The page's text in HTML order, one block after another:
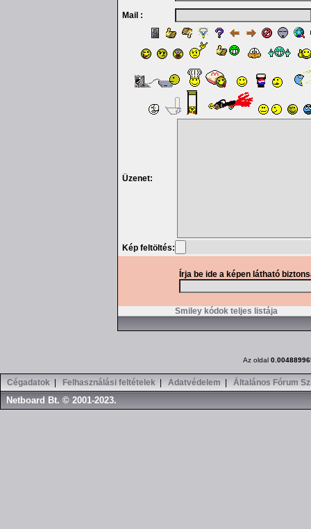
Mail :
Üzenet:
Kép feltöltés:
Írja be ide a képen látható
Smiley kódok teljes listája
Az oldal
Cégadatok Felhasználási feltételek Adatvédelem Általános Fórum
Netboard Bt. © 2001-2023.